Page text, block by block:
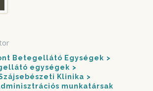
Betegellátó Egységek
egységek
Klinika
munkatársak